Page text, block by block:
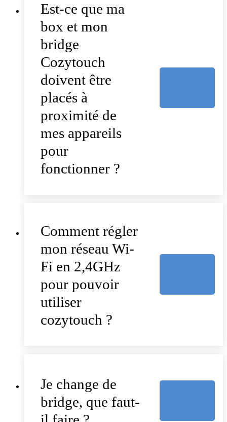
Est-ce que ma
box et mon
bridge
Cozytouch
doivent être
placés à
proximité de
mes appareils
pour
fonctionner ?
Comment régler
mon réseau Wi-
Fi en 2,4GHz
pour pouvoir
utiliser
cozytouch ?
Je change de
bridge, que faut-